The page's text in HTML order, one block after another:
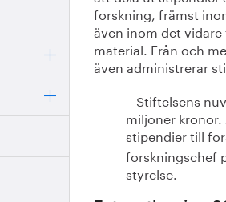
forskning, främst
även inom det
material. Från och
även administrerar
– Stiftelsens
miljoner
stipendier till
forskningschef
styrelse.